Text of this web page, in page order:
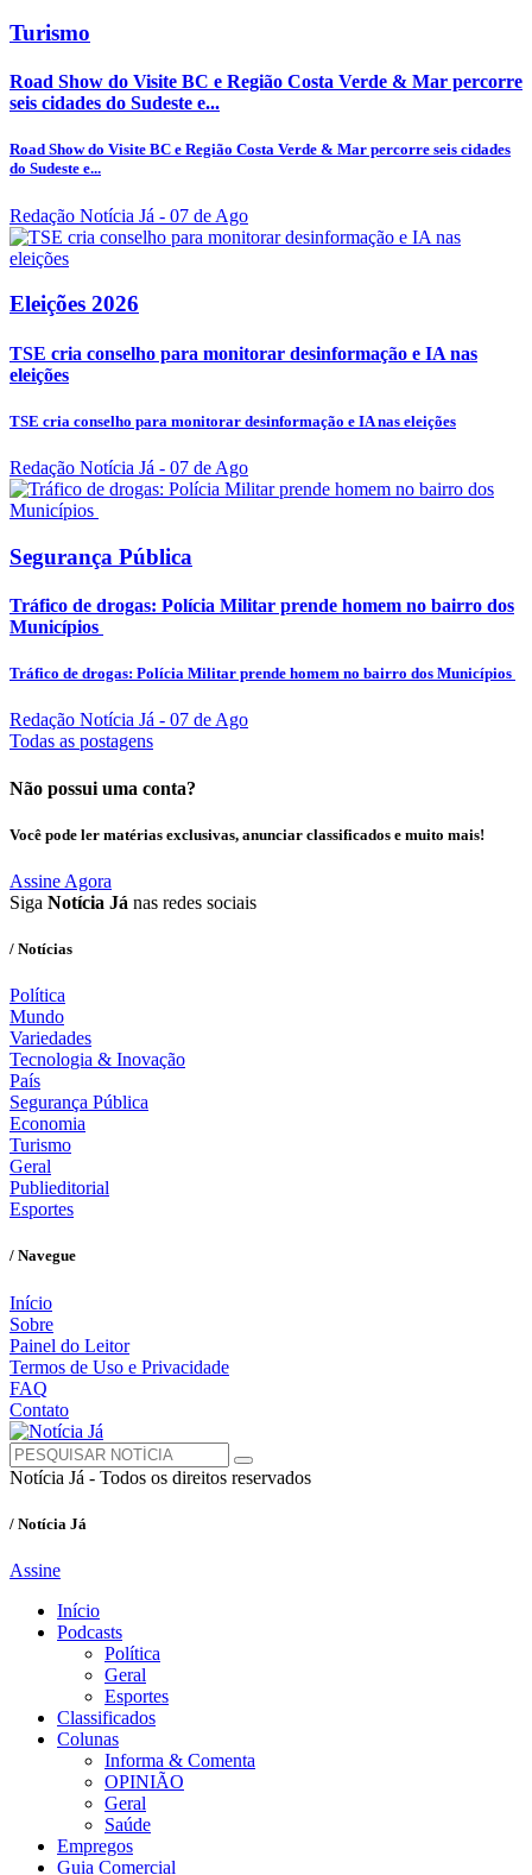
Turismo
Road Show do Visite BC e Região Costa Verde & Mar percorre
seis cidades do Sudeste e...
Road Show do Visite BC e Região Costa Verde & Mar percorre seis cidades
do Sudeste e...
Redação Notícia Já - 07 de Ago
Eleições 2026
TSE cria conselho para monitorar desinformação e IA nas
eleições
TSE cria conselho para monitorar desinformação e IA nas eleições
Redação Notícia Já - 07 de Ago
Segurança Pública
Tráfico de drogas: Polícia Militar prende homem no bairro dos
Municípios
Tráfico de drogas: Polícia Militar prende homem no bairro dos Municípios
Redação Notícia Já - 07 de Ago
Todas as postagens
Não possui uma conta?
Você pode ler matérias exclusivas, anunciar classificados e muito mais!
Assine Agora
Siga Notícia Já nas redes sociais
/ Notícias
Política
Mundo
Variedades
Tecnologia & Inovação
País
Segurança Pública
Economia
Turismo
Geral
Publieditorial
Esportes
/ Navegue
Início
Sobre
Painel do Leitor
Termos de Uso e Privacidade
FAQ
Contato
Notícia Já - Todos os direitos reservados
/ Notícia Já
Assine
Início
Podcasts
Política
Geral
Esportes
Classificados
Colunas
Informa & Comenta
OPINIÃO
Geral
Saúde
Empregos
Guia Comercial